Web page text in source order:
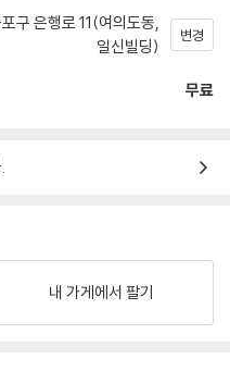
구 은행로 11(여의도동,
일신빌딩)
변경
무료
내 가게에서 팔기